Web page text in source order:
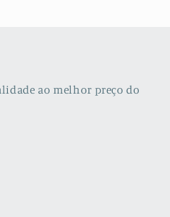
ao melhor preço do